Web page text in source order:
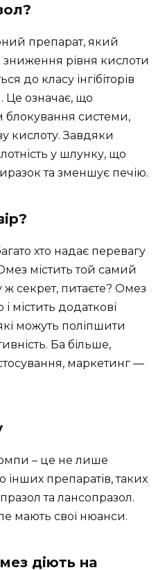
препарат, який
рівня кислоти
до класу інгібіторів
Це означає, що
системи,
кислоту. Завдяки
у шлунку, що
та зменшує печію.
хто надає перевагу
містить той самий
секрет, питаєте? Омез
містить додаткові
можуть поліпшити
Ба більше,
маркетинг —
– це не лише
інших препаратів, таких
та лансопразол.
мають свої нюанси.
діють на